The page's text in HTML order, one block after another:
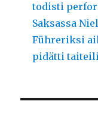
todisti
Saksassa
Führeriksi
pidätti